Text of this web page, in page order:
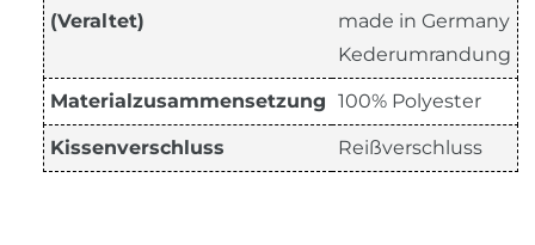
(Veraltet)
made in Germany
Kederumrandung
Materialzusammensetzung 100% Polyester
Kissenverschluss Reißverschluss